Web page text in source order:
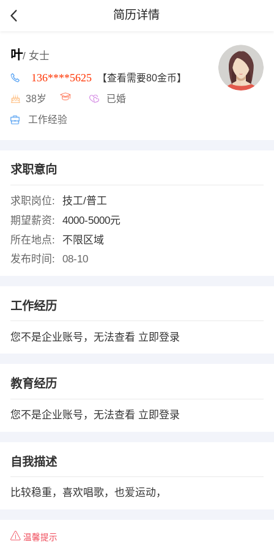
简历详情
叶/ 女士
136****5625 【查看需要80金币】
38岁 已婚
工作经验
求职意向
求职岗位:
技工/普工
期望薪资:
4000-5000元
所在地点:
不限区域
发布时间:
08-10
工作经历
您不是企业账号，无法查看 立即登录
教育经历
您不是企业账号，无法查看 立即登录
自我描述
比较稳重，喜欢唱歌，也爱运动，
温馨提示